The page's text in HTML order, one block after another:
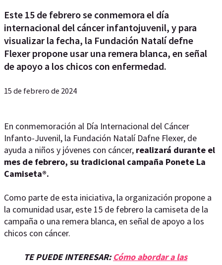
Este 15 de febrero se conmemora el día
internacional del cáncer infantojuvenil, y para
visualizar la fecha, la Fundación Natalí defne
Flexer propone usar una remera blanca, en señal
de apoyo a los chicos con enfermedad.
15 de febrero de 2024
En conmemoración al Día Internacional del Cáncer
Infanto-Juvenil, la Fundación Natalí Dafne Flexer, de
ayuda a niños y jóvenes con cáncer, realizará durante el
mes de febrero, su tradicional campaña Ponete La
Camiseta®.
Como parte de esta iniciativa, la organización propone a
la comunidad usar, este 15 de febrero la camiseta de la
campaña o una remera blanca, en señal de apoyo a los
chicos con cáncer.
TE PUEDE INTERESAR:Cómo abordar a las